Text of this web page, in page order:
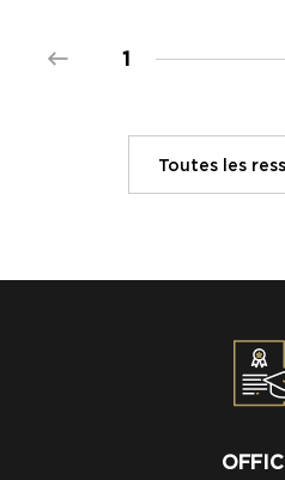
Prev 1
Toutes les